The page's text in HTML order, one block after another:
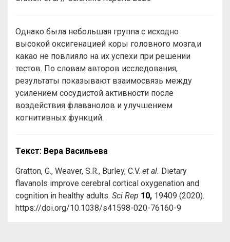
Однако была небольшая группа с исходно
высокой оксигенацией коры головного мозга,и
какао не повлияло на их успехи при решении
тестов. По словам авторов исследования,
результаты показывают взаимосвязь между
усилением сосудистой активности после
воздействия флаванолов и улучшением
когнитивных функций.
Текст: Вера Васильева
Gratton, G., Weaver, S.R., Burley, C.V. et al. Dietary
flavanols improve cerebral cortical oxygenation and
cognition in healthy adults. Sci Rep 10, 19409 (2020).
https://doi.org/10.1038/s41598-020-76160-9